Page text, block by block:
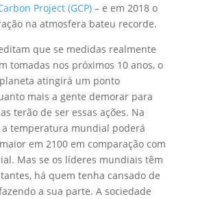
Project (GCP)– e em 2018 o
na atmosfera bateu recorde.
que se medidas realmente
tomadas nos próximos 10 anos, o
atingirá um ponto
mais a gente demorar para
terão de ser essas ações. Na
temperatura mundial poderá
em 2100 em comparação com
Mas se os líderes mundiais têm
há quem tenha cansado de
a sua parte. A sociedade